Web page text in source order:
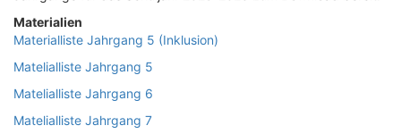
Materialien
Materialliste Jahrgang 5 (Inklusion)
Matelialliste Jahrgang 5
Matelialliste Jahrgang 6
Matelialliste Jahrgang 7